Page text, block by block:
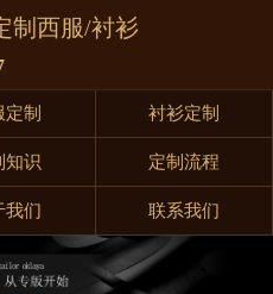
制西服/衬衫
定制 衬衫定制
知识 定制流程
我们 联系我们